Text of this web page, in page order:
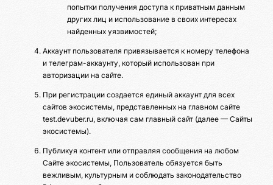
попытки получения доступа к приватным данным
других лиц и использование в своих интересах
найденных уязвимостей;
Аккаунт пользователя привязывается к номеру телефона
и телеграм-аккаунту, который использован при
авторизации на сайте.
При регистрации создается единый аккаунт для всех
сайтов экосистемы, представленных на главном сайте
test.devuber.ru, включая сам главный сайт (далее — Сайты
экосистемы).
Публикуя контент или отправляя сообщения на любом
Сайте экосистемы, Пользователь обязуется быть
вежливым, культурным и соблюдать законодательство